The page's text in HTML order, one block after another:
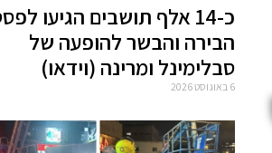
כ-14 אלף תושבים הגיעו
הבירה והבשר להופעה של
סבלימינל ומרינה (וידאו)
6 באוגוסט 2026